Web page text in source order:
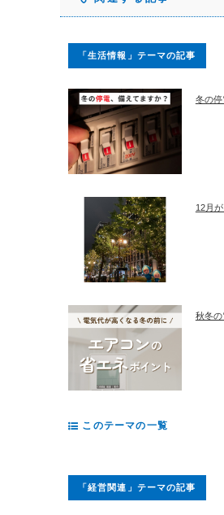
「生活情報」テーマの記事
冬の
12月
秋冬
このテーマの一覧
「経営関連」テーマの記事